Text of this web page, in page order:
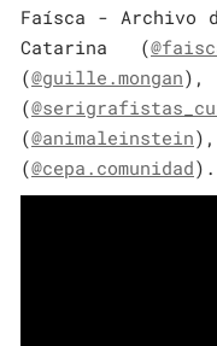
Faísca - Archivo
Catarina (
(@guille.mongan),
(
(@animaleinstein),
(@cepa.comunidad).